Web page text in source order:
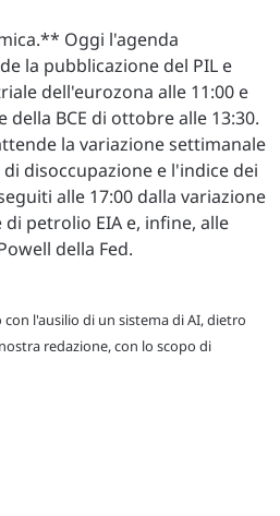
Oggi l'agenda
la pubblicazione del PIL e
dell'eurozona alle 11:00 e
BCE di ottobre alle 13:30.
la variazione settimanale
disoccupazione e l'indice dei
alle 17:00 dalla variazione
petrolio EIA e, infine, alle
della Fed.
l'ausilio di un sistema di AI, dietro
redazione, con lo scopo di